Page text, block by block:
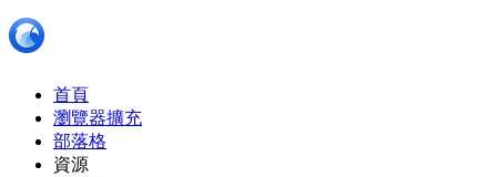
首頁
瀏覽器擴充
部落格
資源